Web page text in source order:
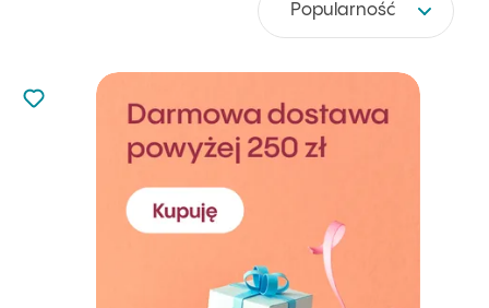
Popularność
Nie dodano do ulubionych
Dodaj do ulubionych